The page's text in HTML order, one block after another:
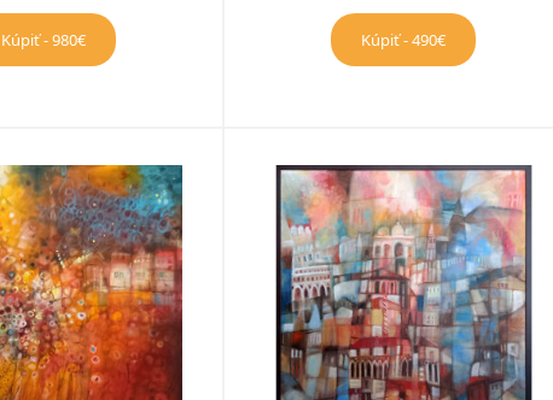
Kúpiť - 980€ Kúpiť - 490€